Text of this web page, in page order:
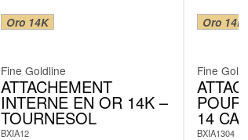
Oro 14K
Fine Goldline
ATTACHEMENT
INTERNE EN OR 14K –
TOURNESOL
BXIA12
Oro 14K
Fine
POUR
14
BXIA1304